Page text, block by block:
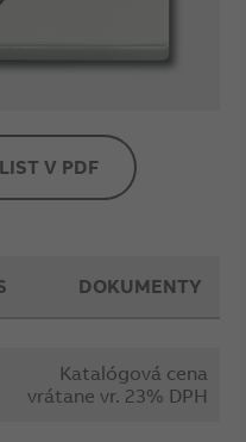
V PDF
Katalógová cena
vrátane vr. 23% DPH
DOKUMENTY